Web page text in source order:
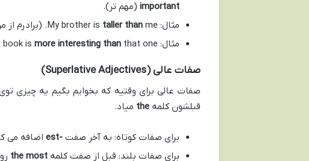
important (مهم تر).
مثال: My brother is
taller thanme. (برادرم از من بلندتر است.)
مثال: This book is
more interesting thanthat one. (این کتاب از آن یکی جالب تر است.)
صفات عالی (Superlative Adjectives)
صفات عالی برای وقتیه که بخوایم بگیم یه چیزی توی
قبلشون کلمهthe میاد.
برای صفات کوتاه: به آخر صفت-est اضافه می
برای صفات بلند: قبل از صفت کلمهthe most